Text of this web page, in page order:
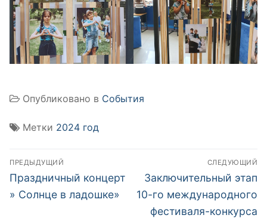
Опубликовано в События
Метки 2024 год
Навигация
по
записям
ПРЕДЫДУЩИЙ
Предыдущая
запись:
Праздничный концерт
» Солнце в ладошке»
СЛЕДУЮЩИЙ
Следующая
запись:
Заключительный этап
10-го международного
фестиваля-конкурса